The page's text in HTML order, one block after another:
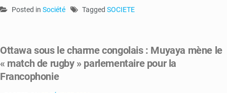
Posted in Société Tagged SOCIETE
Ottawa sous le charme congolais : Muyaya mène le
« match de rugby » parlementaire pour la
Francophonie